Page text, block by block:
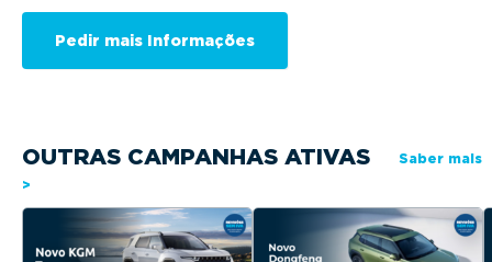
OUTRAS CAMPANHAS ATIVAS
Saber mais
>